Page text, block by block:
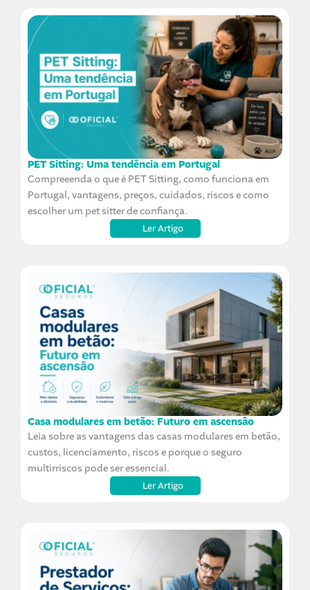
PET Sitting: Uma tendência em Portugal
Compreeenda o que é PET Sitting, como funciona em
Portugal, vantagens, preços, cuidados, riscos e como
escolher um pet sitter de confiança.
Ler Artigo
Casa modulares em betão: Futuro em ascensão
Leia sobre as vantagens das casas modulares em betão,
custos, licenciamento, riscos e porque o seguro
multirriscos pode ser essencial.
Ler Artigo